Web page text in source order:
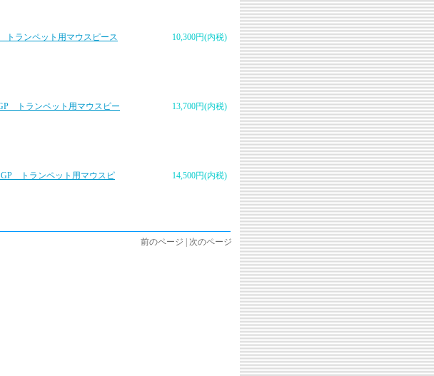
10,300円(内税)
ランペット用マウスピース
13,700円(内税)
トランペット用マウスピー
14,500円(内税)
トランペット用マウスピ
前のページ | 次のページ